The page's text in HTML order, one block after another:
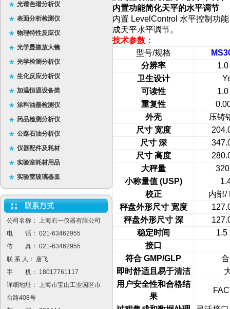
光谱色谱分析仪
表面分析检测仪
物理特性反应仪
光学显微放大镜
光学检测分析仪
生化反应分析仪
加温恒温设备类
涂料油墨检测仪
药品检测分析仪
公路石油分析仪
仪器配件及耗材
实验室耗材用品
实验室玻璃器皿
公司名称： 上海右一仪器有限公司
电 话： 021-63462955
传 真： 021-63462955
联 系 人： 唐飞
手 机： 18017761117
详细地址： 上海市宝山工业园区市
台路408号
内置功能简化天平的水平调节
内置 LevelControl 水平控制功
成天平水平调节。
技术参数：
型号/规格
分辨率
卫生设计
可读性
重复性
外壳
压铸
尺寸 宽度
尺寸 深
尺寸 高度
大秤量
小称量值(USP)
校正
内部/
秤盘外形尺寸 宽度
秤盘外形尺寸 深
稳定时间
1.5
接口
符合 GMP/GLP
即时舒适且易于清洁
用户安全性和合格结
果